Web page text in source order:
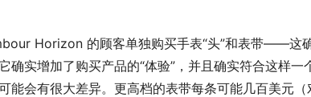
Horizo​​n 的顾客单独购买手表“头”和表带——这
确实增加了购买产品的“体验”，并且确实符合这样一
能会有很大差异。更高档的表带每条可能几百美元